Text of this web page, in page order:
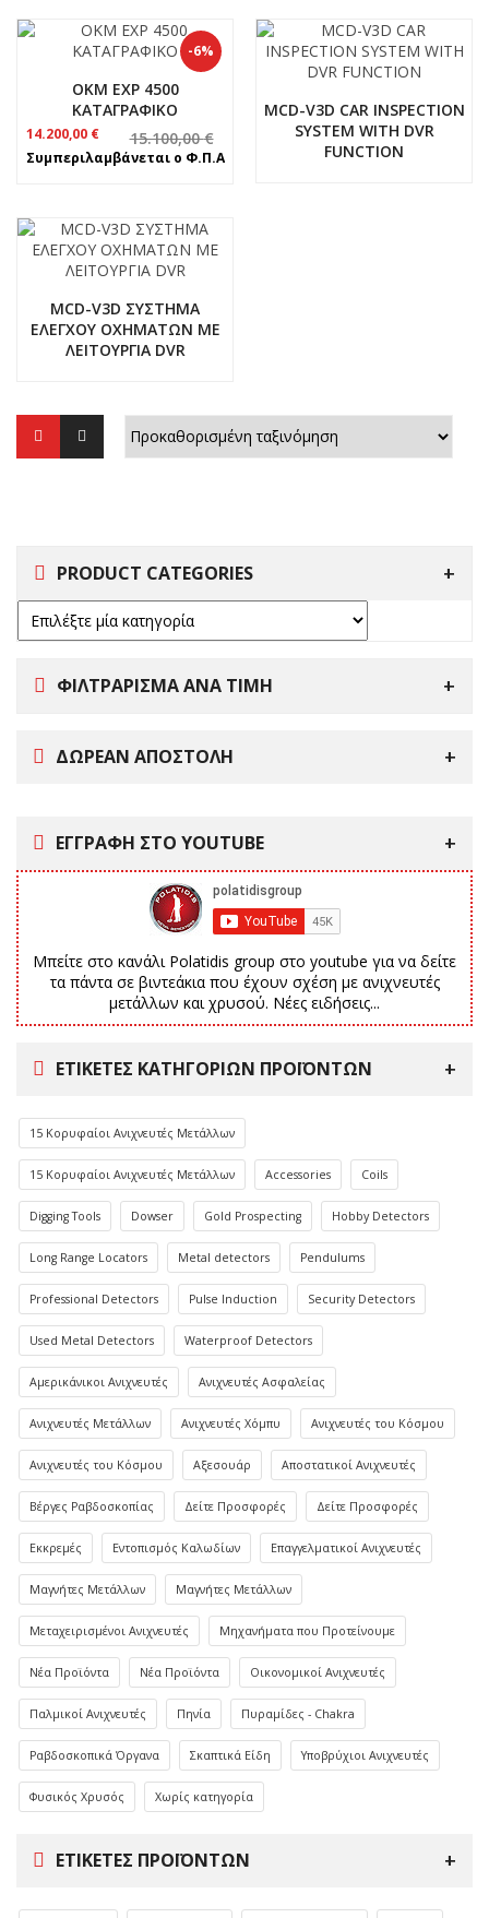
PRODUCT CATEGORIES
ΦΙΛΤΡΑΡΙΣΜΑ ΑΝΑ ΤΙΜΗ
ΔΩΡΕΑΝ ΑΠΟΣΤΟΛΗ
ΕΓΓΡΑΦΗ ΣΤΟ YOUTUBE
Μπείτε στο κανάλι Polatidis group στο youtube για να δείτε
τα πάντα σε βιντεάκια που έχουν σχέση με ανιχνευτές
μετάλλων και χρυσού. Νέες ειδήσεις...
ΕΤΙΚΈΤΕΣ ΚΑΤΗΓΟΡΙΏΝ ΠΡΟΪΌΝΤΩΝ
15 Κορυφαίοι Ανιχνευτές Μετάλλων
15 Κορυφαίοι Ανιχνευτές Μετάλλων Accessories Coils
Digging Tools Dowser Gold Prospecting Hobby Detectors
Long Range Locators Metal detectors Pendulums
Professional Detectors Pulse Induction Security Detectors
Used Metal Detectors Waterproof Detectors
Αμερικάνικοι Ανιχνευτές Ανιχνευτές Ασφαλείας
Ανιχνευτές Μετάλλων Ανιχνευτές Χόμπυ Ανιχνευτές του Κόσμου
Ανιχνευτές του Κόσμου Αξεσουάρ Αποστατικοί Ανιχνευτές
Βέργες Ραβδοσκοπίας Δείτε Προσφορές Δείτε Προσφορές
Εκκρεμές Εντοπισμός Καλωδίων Επαγγελματικοί Ανιχνευτές
Μαγνήτες Μετάλλων Μαγνήτες Μετάλλων
Μεταχειρισμένοι Ανιχνευτές Μηχανήματα που Προτείνουμε
Νέα Προϊόντα Νέα Προϊόντα Οικονομικοί Ανιχνευτές
Παλμικοί Ανιχνευτές Πηνία Πυραμίδες - Chakra
Ραβδοσκοπικά Όργανα Σκαπτικά Είδη Υποβρύχιοι Ανιχνευτές
Φυσικός Χρυσός Χωρίς κατηγορία
ΕΤΙΚΈΤΕΣ ΠΡΟΪΌΝΤΩΝ
-6%
OKM EXP 4500
ΚΑΤΑΓΡΑΦΙΚΟ
15.100,00€
Original
price
was:
14.200,00 €
τρέχουσα
τιμή
Συμπεριλαμβάνεται ο Φ.Π.Α
MCD-V3D CAR INSPECTION
SYSTEM WITH DVR
FUNCTION
MCD-V3D ΣΥΣΤΗΜΑ
ΕΛΕΓΧΟΥ ΟΧΗΜΑΤΩΝ ΜΕ
ΛΕΙΤΟΥΡΓΙΑ DVR